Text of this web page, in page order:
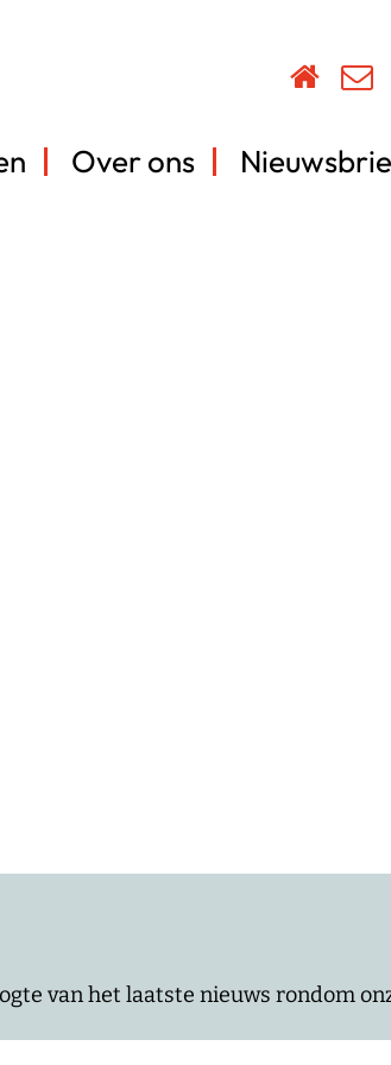
Over ons
van het laatste nieuws rondom